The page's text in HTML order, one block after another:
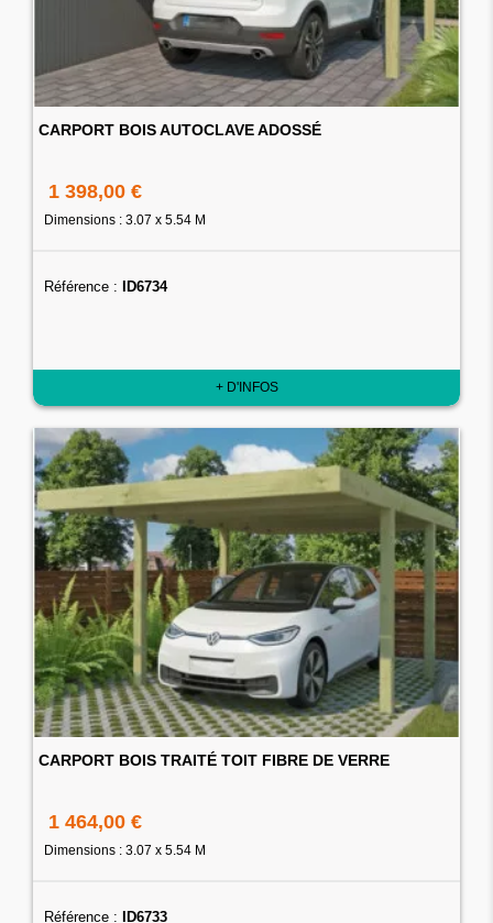
CARPORT BOIS AUTOCLAVE ADOSSÉ
1 398,00 €
Dimensions : 3.07 x 5.54 M
Référence : ID6734
+ D'INFOS
CARPORT BOIS TRAITÉ TOIT FIBRE DE VERRE
1 464,00 €
Dimensions : 3.07 x 5.54 M
Référence : ID6733